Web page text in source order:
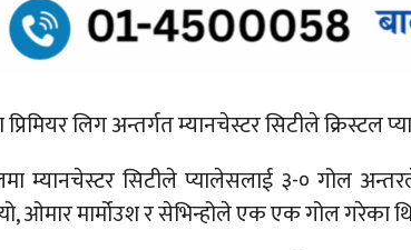
लिग अन्तर्गत म्यानचेस्टर सिटीले क्रिस्टल
म्यानचेस्टर सिटीले प्यालेसलाई ३-० गोल
ओमार मार्मोउश र सेभिन्होले एक एक गोल गरेका